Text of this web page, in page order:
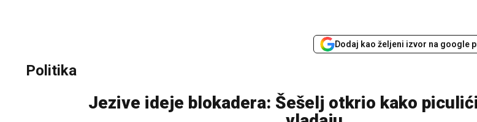
Dodaj kao željeni izvor na google
Politika
Jezive ideje blokadera: Šešelj otkrio kako